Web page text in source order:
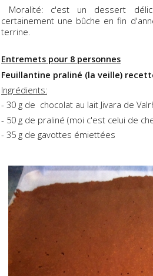
Moralité: c'est un dessert
certainement une bûche en fin
terrine.
Entremets pour 8 personnes
Feuillantine praliné (la veille)
Ingrédients:
- 30 g de chocolat au lait Jivara de
- 50 g de praliné (moi c'est celui de
- 35 g de gavottes émiettées